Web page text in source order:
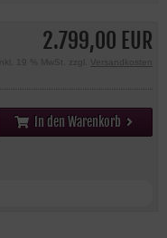
2.799,00 EUR
inkl. 19 % MwSt. zzgl. Versandkosten
In den Warenkorb